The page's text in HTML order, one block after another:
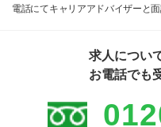
電話にてキャリアアドバイザーと
求人につい
お電話でも